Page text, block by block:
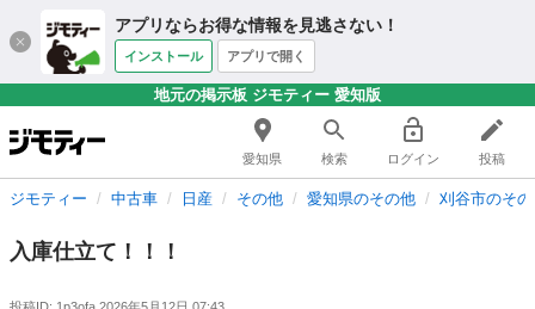
アプリならお得な情報を見逃さない！
インストール アプリで開く
地元の掲示板 ジモティー 愛知版
愛知県 検索 ログイン 投稿
ジモティー 中古車 日産 その他 愛知県のその他 刈谷市のそ
入庫仕立て！！！